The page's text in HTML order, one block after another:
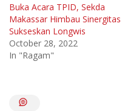
Buka Acara TPID, Sekda
Makassar Himbau Sinergitas
Sukseskan Longwis
October 28, 2022
In "Ragam"